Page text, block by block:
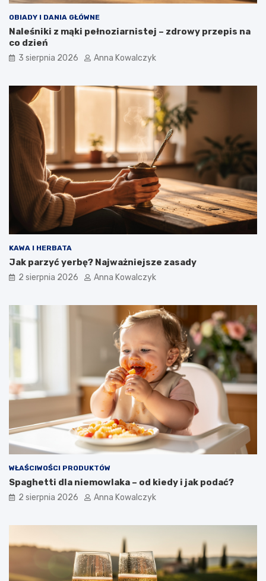
OBIADY I DANIA GŁÓWNE
Naleśniki z mąki pełnoziarnistej – zdrowy przepis na
co dzień
3 sierpnia 2026 Anna Kowalczyk
KAWA I HERBATA
Jak parzyć yerbę? Najważniejsze zasady
2 sierpnia 2026 Anna Kowalczyk
WŁAŚCIWOŚCI PRODUKTÓW
Spaghetti dla niemowlaka – od kiedy i jak podać?
2 sierpnia 2026 Anna Kowalczyk